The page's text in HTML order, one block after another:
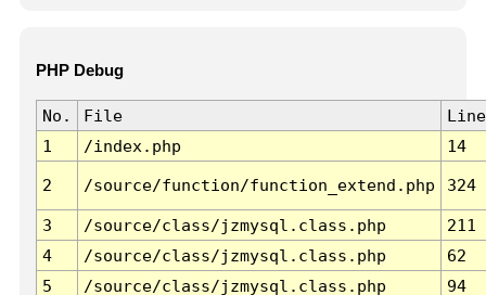
PHP Debug
No. File
Line
1
/index.php 14
2 /source/function/function_extend.php 324
3 /source/class/jzmysql.class.php
211
4
/source/class/jzmysql.class.php
62
5
/source/class/jzmysql.class.php
94